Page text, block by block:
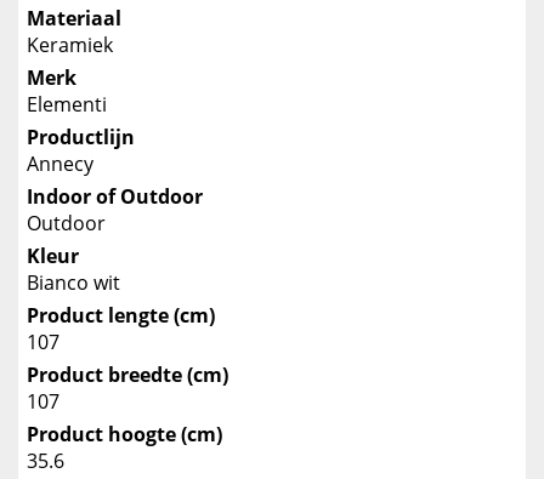
Materiaal
Keramiek
Merk
Elementi
Productlijn
Annecy
Indoor of Outdoor
Outdoor
Kleur
Bianco wit
Product lengte (cm)
107
Product breedte (cm)
107
Product hoogte (cm)
35.6